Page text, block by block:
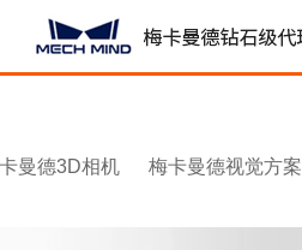
曼德3D相机 梅卡曼德视觉方案